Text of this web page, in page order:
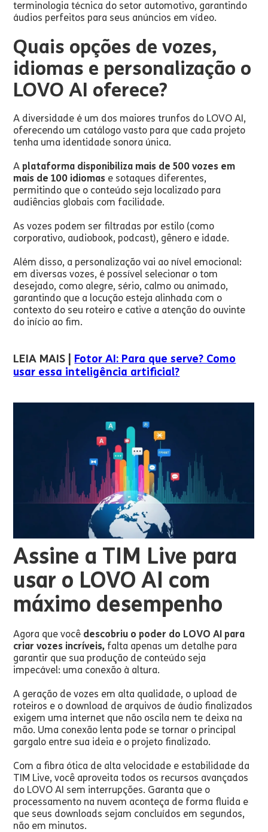
terminologia técnica do setor automotivo, garantindo
áudios perfeitos para seus anúncios em vídeo.
Quais opções de vozes,
idiomas e personalização o
LOVO AI oferece?
A diversidade é um dos maiores trunfos do LOVO AI,
oferecendo um catálogo vasto para que cada projeto
tenha uma identidade sonora única.
A plataforma disponibiliza mais de 500 vozes em
mais de 100 idiomas e sotaques diferentes,
permitindo que o conteúdo seja localizado para
audiências globais com facilidade.
As vozes podem ser filtradas por estilo (como
corporativo, audiobook, podcast), gênero e idade.
Além disso, a personalização vai ao nível emocional:
em diversas vozes, é possível selecionar o tom
desejado, como alegre, sério, calmo ou animado,
garantindo que a locução esteja alinhada com o
contexto do seu roteiro e cative a atenção do ouvinte
do início ao fim.
LEIA MAIS | Fotor AI: Para que serve? Como
usar essa inteligência artificial?
Assine a TIM Live para
usar o LOVO AI com
máximo desempenho
Agora que você descobriu o poder do LOVO AI para
criar vozes incríveis, falta apenas um detalhe para
garantir que sua produção de conteúdo seja
impecável: uma conexão à altura.
A geração de vozes em alta qualidade, o upload de
roteiros e o download de arquivos de áudio finalizados
exigem uma internet que não oscila nem te deixa na
mão. Uma conexão lenta pode se tornar o principal
gargalo entre sua ideia e o projeto finalizado.
Com a fibra ótica de alta velocidade e estabilidade da
TIM Live, você aproveita todos os recursos avançados
do LOVO AI sem interrupções. Garanta que o
processamento na nuvem aconteça de forma fluida e
que seus downloads sejam concluídos em segundos,
não em minutos.